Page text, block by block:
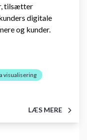
tilsætter
digitale
og kunder.
visualisering
LÆS MERE